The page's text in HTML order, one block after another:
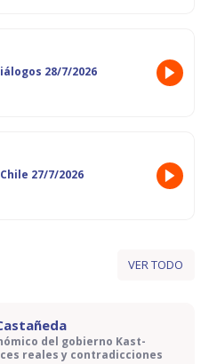
28/7/2026
27/7/2026
VER TODO
del gobierno Kast-
reales y contradicciones